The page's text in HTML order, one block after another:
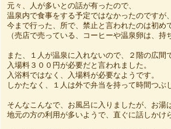
元々、人が多いとの話が有ったので、
温泉内で食事をする予定ではなかったのですが、
今まで行った、所で、禁止と言われたのは初め
（売店で売っている、コーヒーや温泉卵は、持
また、１人が温泉に入れないので、２階の広間
入場料３００円が必要だと言われました。
入浴料ではなく、入場料が必要なようです。
しかたなく、１人は外で弁当を持って時間つぶ
そんなこんなで、お風呂に入りましたが、お湯
地元の方の利用が多いようで、直ぐに話しかけ